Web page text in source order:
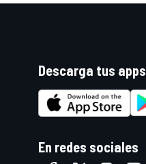
Descarga tus apps
En redes sociales